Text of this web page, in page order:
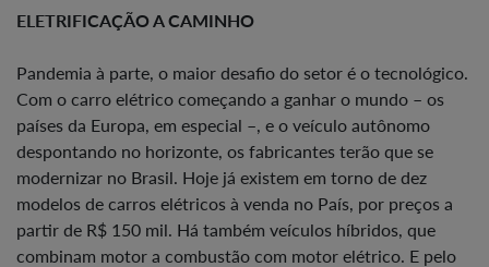
ELETRIFICAÇÃO A CAMINHO
Pandemia à parte, o maior desafio do setor é o tecnológico.
Com o carro elétrico começando a ganhar o mundo – os
países da Europa, em especial –, e o veículo autônomo
despontando no horizonte, os fabricantes terão que se
modernizar no Brasil. Hoje já existem em torno de dez
modelos de carros elétricos à venda no País, por preços a
partir de R$ 150 mil. Há também veículos híbridos, que
combinam motor a combustão com motor elétrico. E pelo